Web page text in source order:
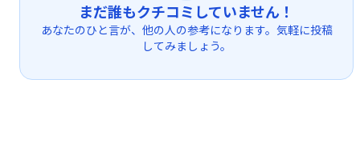
まだ誰もクチコミしていません！
あなたのひと言が、他の人の参考になります。気軽に投稿
してみましょう。